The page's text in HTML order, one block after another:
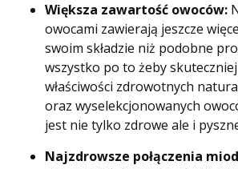
Większa zawartość owoców:
owocami zawierają jeszcze
swoim składzie niż podobne
wszystko po to żeby
właściwości zdrowotnych
oraz wyselekcjonowanych
jest nie tylko zdrowe ale i
Najzdrowsze połączenia